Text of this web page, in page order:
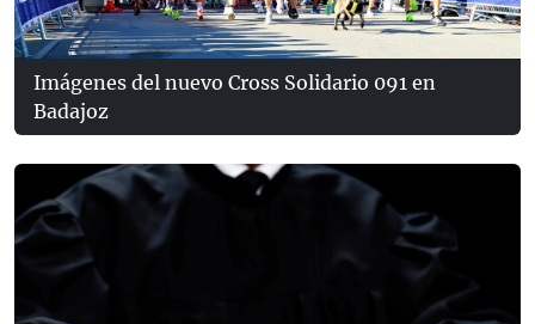
Imágenes del nuevo Cross Solidario 091 en
Badajoz